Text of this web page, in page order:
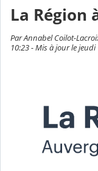
La Région
Par Annabel Coilot-
10:23 - Mis à jour le